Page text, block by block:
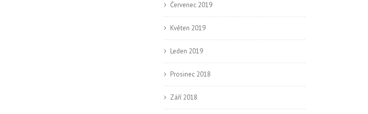
Červenec 2019
Květen 2019
Leden 2019
Prosinec 2018
Září 2018